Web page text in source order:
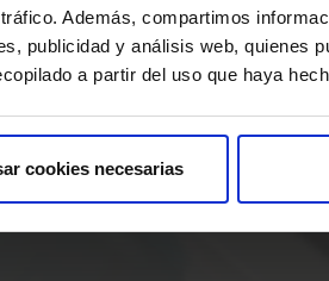
Además, compartimos
publicidad y análisis web, quienes
a partir del uso que haya
cookies necesarias